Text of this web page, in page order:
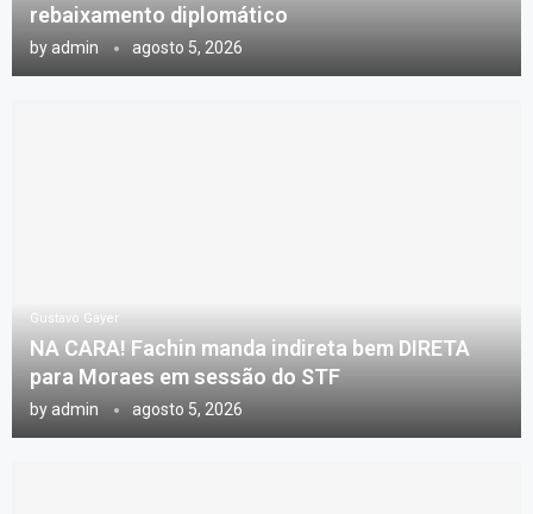
rebaixamento diplomático
by admin agosto 5, 2026
Gustavo Gayer
NA CARA! Fachin manda indireta bem DIRETA
para Moraes em sessão do STF
byadmin agosto 5, 2026